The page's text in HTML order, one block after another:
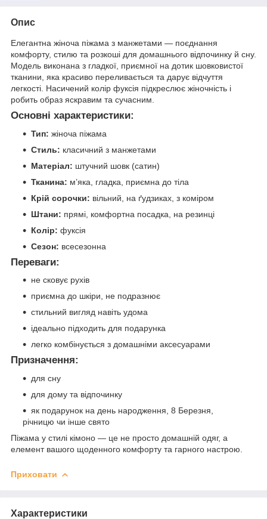
Опис
Елегантна жіноча піжама з манжетами — поєднання
комфорту, стилю та розкоші для домашнього відпочинку й сну.
Модель виконана з гладкої, приємної на дотик шовковистої
тканини, яка красиво переливається та дарує відчуття
легкості. Насичений колір фуксія підкреслює жіночність і
робить образ яскравим та сучасним.
Основні характеристики:
Тип: жіноча піжама
Стиль: класичний з манжетами
Матеріал: штучний шовк (сатин)
Тканина: м’яка, гладка, приємна до тіла
Крій сорочки: вільний, на ґудзиках, з коміром
Штани: прямі, комфортна посадка, на резинці
Колір: фуксія
Сезон: всесезонна
Переваги:
не сковує рухів
приємна до шкіри, не подразнює
стильний вигляд навіть удома
ідеально підходить для подарунка
легко комбінується з домашніми аксесуарами
Призначення:
для сну
для дому та відпочинку
як подарунок на день народження, 8 Березня,
річницю чи інше свято
Піжама у стилі кімоно — це не просто домашній одяг, а
елемент вашого щоденного комфорту та гарного настрою.
Приховати
Характеристики